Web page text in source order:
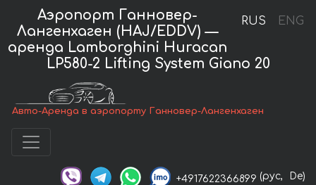
RUS ENG
Аэропорт Ганновер-
Лангенхаген (HAJ/EDDV) —
аренда Lamborghini Huracan
LP580-2 Lifting System Giano 20
Авто-Аренда в аэропорту Ганновер-Лангенхаген
+4917622366899 (рус, De)